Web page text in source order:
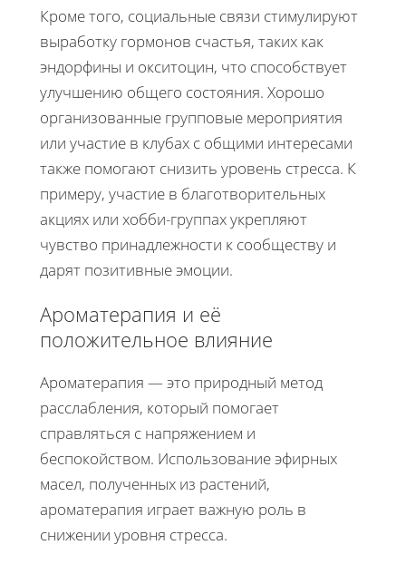
Кроме того, социальные связи стимулируют
выработку гормонов счастья, таких как
эндорфины и окситоцин, что способствует
улучшению общего состояния. Хорошо
организованные групповые мероприятия
или участие в клубах с общими интересами
также помогают снизить уровень стресса. К
примеру, участие в благотворительных
акциях или хобби-группах укрепляют
чувство принадлежности к сообществу и
дарят позитивные эмоции.
Ароматерапия и её
положительное влияние
Ароматерапия — это природный метод
расслабления, который помогает
справляться с напряжением и
беспокойством. Использование эфирных
масел, полученных из растений,
ароматерапия играет важную роль в
снижении уровня стресса.